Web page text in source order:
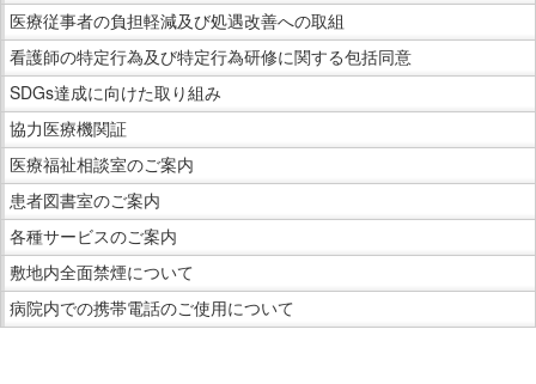
医療従事者の負担軽減及び処遇改善への取組
看護師の特定行為及び特定行為研修に関する包括同意
SDGs達成に向けた取り組み
協力医療機関証
医療福祉相談室のご案内
患者図書室のご案内
各種サービスのご案内
敷地内全面禁煙について
病院内での携帯電話のご使用について